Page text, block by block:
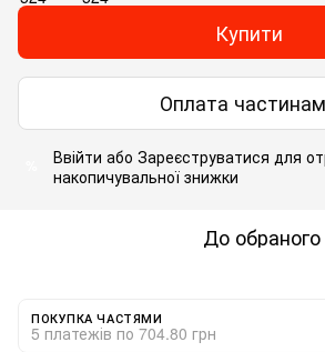
Купити
Оплата
Ввійти або Зареєструватися для
накопичувальної знижки
До обраного
ПОКУПКА ЧАСТЯМИ
5 платежів по 704.80 грн